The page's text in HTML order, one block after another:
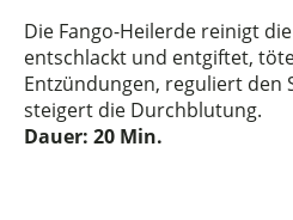
Die Fango-Heilerde reinigt
entschlackt und entgiftet,
Entzündungen, reguliert den
steigert die Durchblutung.
Dauer: 20Min.